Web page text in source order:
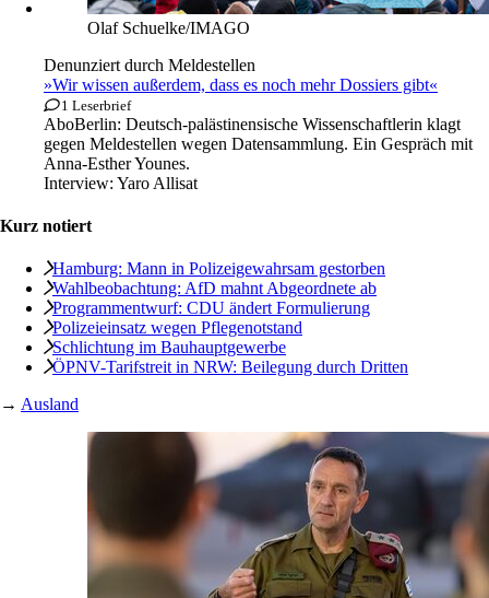
Olaf Schuelke/IMAGO
Denunziert durch Meldestellen
»Wir wissen außerdem, dass es noch mehr Dossiers gibt«
1 Leserbrief
AboBerlin: Deutsch-palästinensische Wissenschaftlerin klagt
gegen Meldestellen wegen Datensammlung. Ein Gespräch mit
Anna-Esther Younes.
Interview: Yaro Allisat
Kurz notiert
Hamburg: Mann in Polizeigewahrsam gestorben
Wahlbeobachtung: AfD mahnt Abgeordnete ab
Programmentwurf: CDU ändert Formulierung
Polizeieinsatz wegen Pflegenotstand
Schlichtung im Bauhauptgewerbe
ÖPNV-Tarifstreit in NRW: Beilegung durch Dritten
→ Ausland